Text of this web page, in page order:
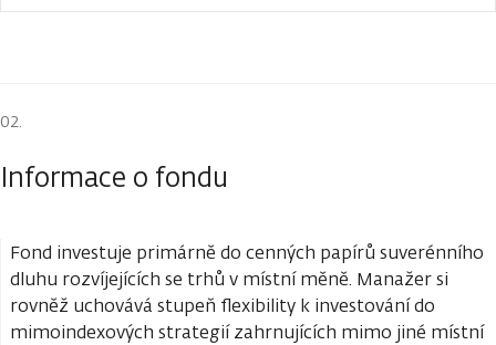
Informace o fondu
Fond investuje primárně do cenných papírů suverénního
dluhu rozvíjejících se trhů v místní měně. Manažer si
rovněž uchovává stupeň flexibility k investování do
mimoindexových strategií zahrnujících mimo jiné místní